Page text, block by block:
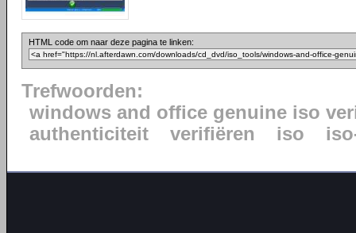
HTML code om naar deze pagina te linken:
Trefwoorden:
windows and office genuine iso
authenticiteit
verifiëren iso